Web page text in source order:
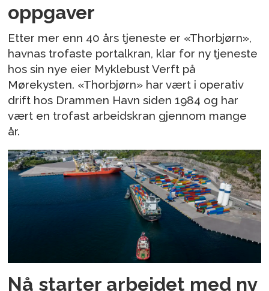
oppgaver
Etter mer enn 40 års tjeneste er «Thorbjørn»,
havnas trofaste portalkran, klar for ny tjeneste
hos sin nye eier Myklebust Verft på
Mørekysten. «Thorbjørn» har vært i operativ
drift hos Drammen Havn siden 1984 og har
vært en trofast arbeidskran gjennom mange
år.
Nå starter arbeidet med ny